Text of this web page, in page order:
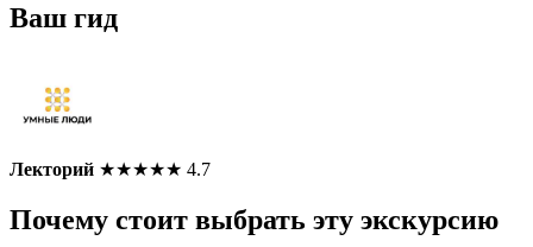
Ваш гид
Лекторий ★★★★★ 4.7
Почему стоит выбрать эту экскурсию